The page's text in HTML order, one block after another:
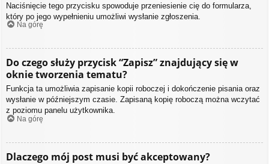
Naciśnięcie tego przycisku spowoduje przeniesienie cię do formularza,
który po jego wypełnieniu umożliwi wysłanie zgłoszenia.
Na górę
Do czego służy przycisk “Zapisz” znajdujący się w
oknie tworzenia tematu?
Funkcja ta umożliwia zapisanie kopii roboczej i dokończenie pisania oraz
wysłanie w późniejszym czasie. Zapisaną kopię roboczą można wczytać
z poziomu panelu użytkownika.
Na górę
Dlaczego mój post musi być akceptowany?